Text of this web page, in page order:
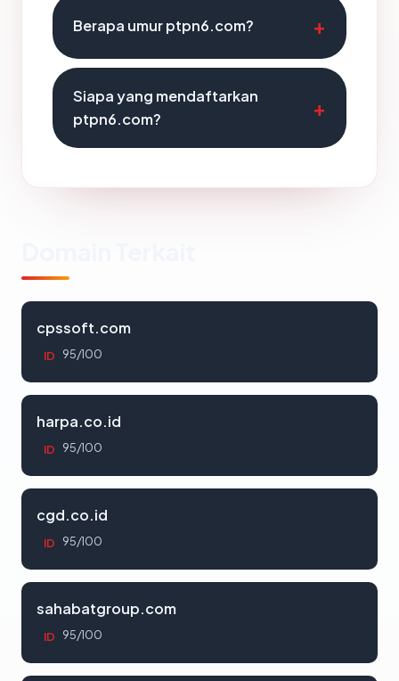
Berapa umur ptpn6.com?
Siapa yang mendaftarkan
ptpn6.com?
cpssoft.com
ID 95/100
harpa.co.id
ID 95/100
cgd.co.id
ID 95/100
sahabatgroup.com
ID 95/100